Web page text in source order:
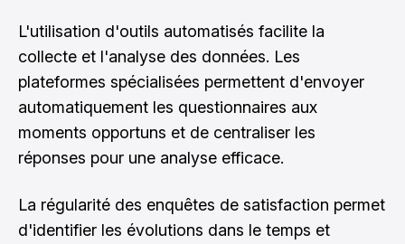
L'utilisation d'outils automatisés facilite la
collecte et l'analyse des données. Les
plateformes spécialisées permettent d'envoyer
automatiquement les questionnaires aux
moments opportuns et de centraliser les
réponses pour une analyse efficace.
La régularité des enquêtes de satisfaction permet
d'identifier les évolutions dans le temps et